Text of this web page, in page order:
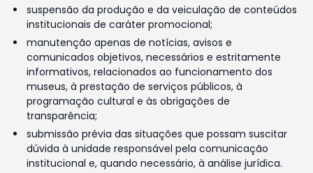
suspensão da produção e da veiculação de conteúdos
institucionais de caráter promocional;
manutenção apenas de notícias, avisos e
comunicados objetivos, necessários e estritamente
informativos, relacionados ao funcionamento dos
museus, à prestação de serviços públicos, à
programação cultural e às obrigações de
transparência;
submissão prévia das situações que possam suscitar
dúvida à unidade responsável pela comunicação
institucional e, quando necessário, à análise jurídica.